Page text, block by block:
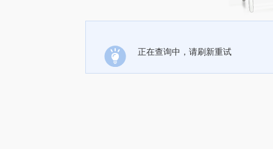
正在查询中，请刷新重试